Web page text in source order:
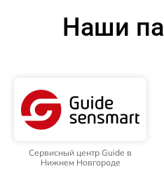
Наши
Сервисный центр Guide в
Нижнем Новгороде